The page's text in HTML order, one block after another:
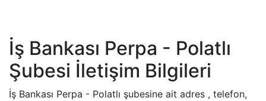
İş Bankası Perpa - Polatlı
Şubesi İletişim Bilgileri
İş Bankası Perpa - Polatlı şubesine ait adres , telefon,